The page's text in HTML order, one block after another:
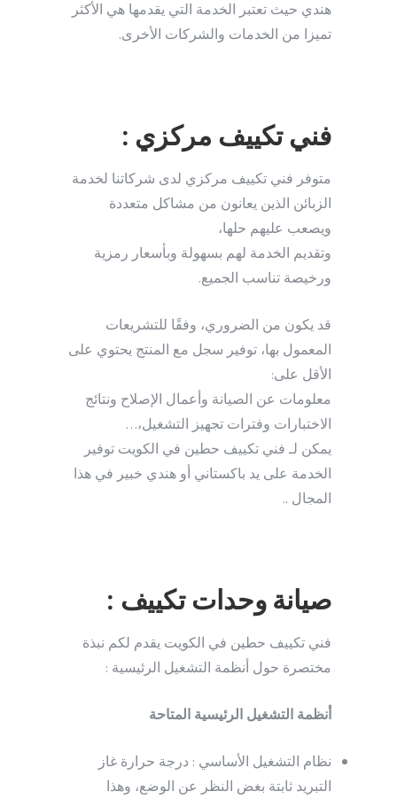
هندي حيث تعتبر الخدمة التي يقدمها هي الأكثر
تميزا من الخدمات والشركات الأخرى.
فني تكييف مركزي :
متوفر فني تكييف مركزي لدى شركاتنا لخدمة
الزبائن الذين يعانون من مشاكل متعددة
ويصعب عليهم حلها،
وتقديم الخدمة لهم بسهولة وبأسعار رمزية
ورخيصة تناسب الجميع.
قد يكون من الضروري، وفقًا للتشريعات
المعمول بها، توفير سجل مع المنتج يحتوي على
الأقل على:
معلومات عن الصيانة وأعمال الإصلاح ونتائج
الاختبارات وفترات تجهيز التشغيل،…
يمكن لـ فني تكييف حطين في الكويت توفير
الخدمة على يد باكستاني أو هندي خبير في هذا
المجال ..
صيانة وحدات تكييف :
فني تكييف حطين في الكويت يقدم لكم نبذة
مختصرة حول أنظمة التشغيل الرئيسية :
أنظمة التشغيل الرئيسية المتاحة
نظام التشغيل الأساسي : درجة حرارة غاز
التبريد ثابتة بغض النظر عن الوضع، وهذا